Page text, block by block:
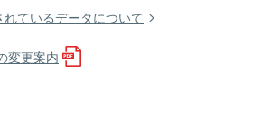
ているデータについて
変更案内